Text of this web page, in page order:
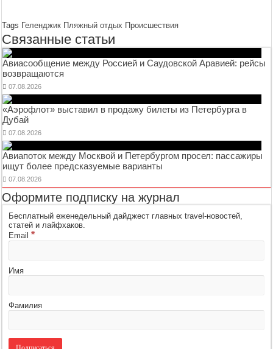
Tags Геленджик Пляжный отдых Происшествия
Связанные статьи
Авиасообщение между Россией и Саудовской Аравией: рейсы
возвращаются
07.08.2026
«Аэрофлот» выставил в продажу билеты из Петербурга в
Дубай
07.08.2026
Авиапоток между Москвой и Петербургом просел: пассажиры
ищут более предсказуемые варианты
07.08.2026
Оформите подписку на журнал
Бесплатный еженедельный дайджест главных travel-новостей,
статей и лайфхаков.
Email*
Имя
Фамилия